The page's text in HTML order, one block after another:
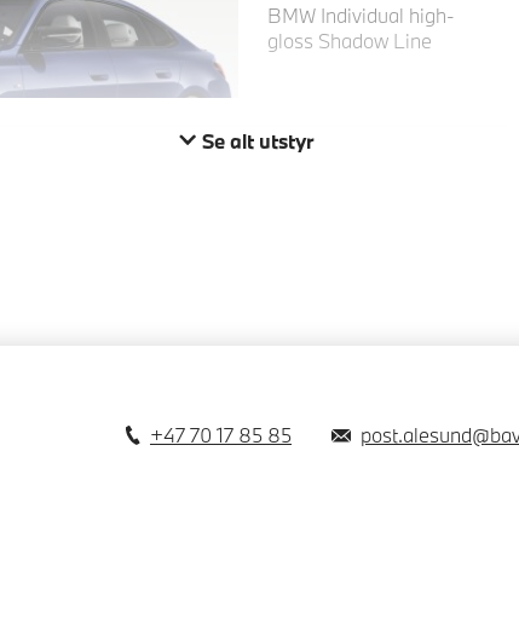
BMW Individual high-
gloss Shadow Line
Se alt utstyr
+47 70 17 85 85